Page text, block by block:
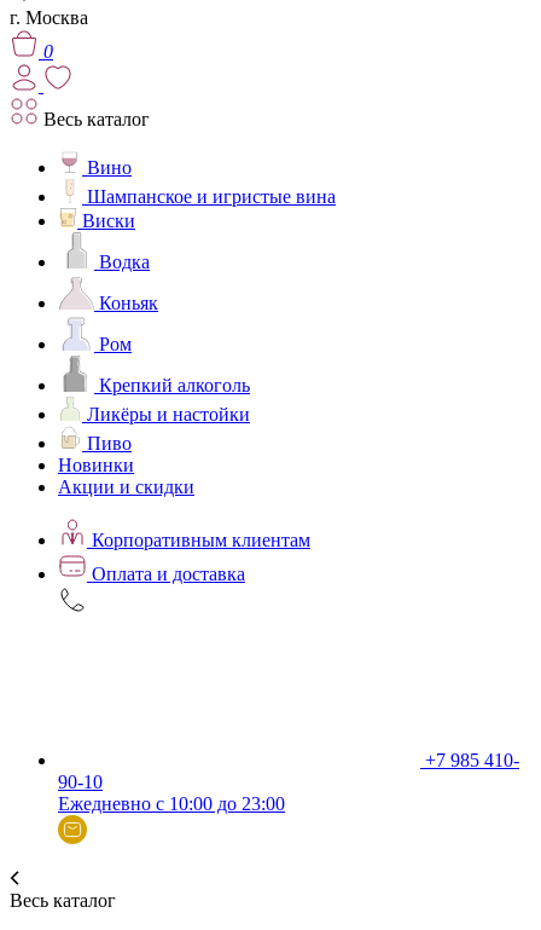
г. Москва
0
Весь каталог
Вино
Шампанское и игристые вина
Виски
Водка
Коньяк
Ром
Крепкий алкоголь
Ликёры и настойки
Пиво
Новинки
Акции и скидки
Корпоративным клиентам
Оплата и доставка
+7 985 410-
90-10
Ежедневно с 10:00 до 23:00
Весь каталог